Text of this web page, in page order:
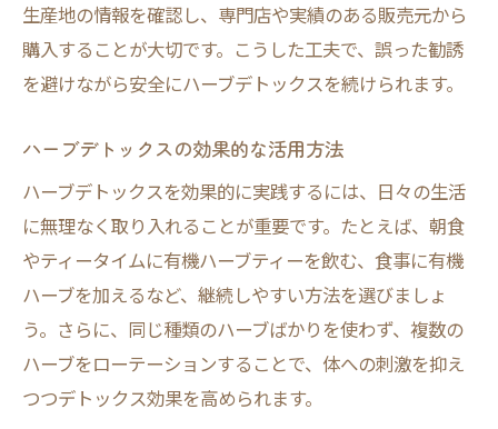
生産地の情報を確認し、専門店や実績のある販売元から
購入することが大切です。こうした工夫で、誤った勧誘
を避けながら安全にハーブデトックスを続けられます。
ハーブデトックスの効果的な活用方法
ハーブデトックスを効果的に実践するには、日々の生活
に無理なく取り入れることが重要です。たとえば、朝食
やティータイムに有機ハーブティーを飲む、食事に有機
ハーブを加えるなど、継続しやすい方法を選びましょ
う。さらに、同じ種類のハーブばかりを使わず、複数の
ハーブをローテーションすることで、体への刺激を抑え
つつデトックス効果を高められます。